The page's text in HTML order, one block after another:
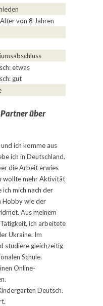
von 8 Jahren
etwas
gut
über
ich komme aus
ich in Deutschland.
die Arbeit erwies
wollte mehr Aktivität
mich nach der
Hobby wie der
Aus meinem
ich arbeitete
Ukraine. Im
studiere gleichzeitig
Schule.
Online-
Deutsch.